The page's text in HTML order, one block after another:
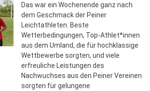
Das war ein Wochenende ganz nach
dem Geschmack der Peiner
Leichtathleten: Beste
Wetterbedingungen, Top-Athlet*innen
aus dem Umland, die für hochklassige
Wettbewerbe sorgten, und viele
erfreuliche Leistungen des
Nachwuchses aus den Peiner Vereinen
sorgten für gelungene